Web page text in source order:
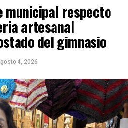
municipal respecto
artesanal
del gimnasio
4, 2026